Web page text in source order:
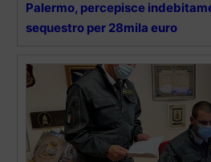
Palermo, percepisce
sequestro per 28mila euro